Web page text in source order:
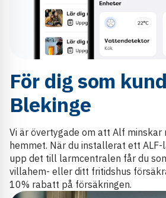
För dig som
Blekinge
Vi är övertygade om att Alf minskar
hemmet. När du installerat ett
upp det till larmcentralen får du
villahem- eller ditt fritidshus
10% rabatt på försäkringen.